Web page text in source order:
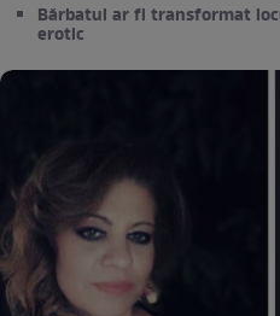
Bărbatul ar fi transformat
erotic